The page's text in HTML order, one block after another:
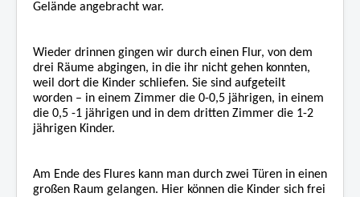
Gelände angebracht war.
Wieder drinnen gingen wir durch einen Flur, von dem
drei Räume abgingen, in die ihr nicht gehen konnten,
weil dort die Kinder schliefen. Sie sind aufgeteilt
worden – in einem Zimmer die 0-0,5 jährigen, in einem
die 0,5 -1 jährigen und in dem dritten Zimmer die 1-2
jährigen Kinder.
Am Ende des Flures kann man durch zwei Türen in einen
großen Raum gelangen. Hier können die Kinder sich frei